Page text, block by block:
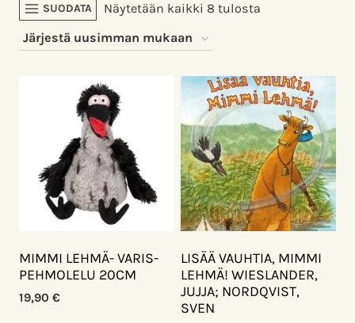
SUODATA Näytetään kaikki 8 tulosta
MIMMI LEHMÄ- VARIS-
PEHMOLELU 20CM
19,90 €
LISÄÄ VAUHTIA, MIMMI
LEHMÄ! WIESLANDER,
JUJJA; NORDQVIST,
SVEN